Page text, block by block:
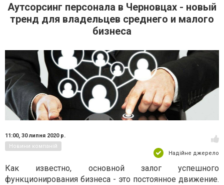
Аутсорсинг персонала в Черновцах - новый
тренд для владельцев среднего и малого
бизнеса
11:00, 30 липня 2020 р.
Новини компаній
Надійне джерело
Как известно, основной залог успешного
функционирования бизнеса - это постоянное движение.